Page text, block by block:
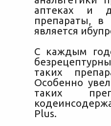
аптеках и
препараты, в
является
С каждым
таких
Особенно
таких
Plus.